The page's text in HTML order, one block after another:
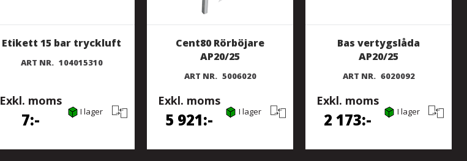
Etikett 15 bar tryckluft
ART NR. 104015310
Exkl. moms
7 I lager
Cent80 Rörböjare
AP20/25
ART NR. 5006020
Exkl. moms
5 921 I lager
Bas vertygslåda
AP20/25
ART NR. 6020092
Exkl. moms
2 173 I lager